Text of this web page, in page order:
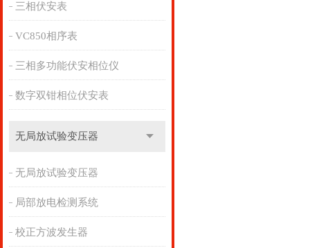
三相伏安表
VC850相序表
三相多功能伏安相位仪
数字双钳相位伏安表
无局放试验变压器
无局放试验变压器
局部放电检测系统
校正方波发生器